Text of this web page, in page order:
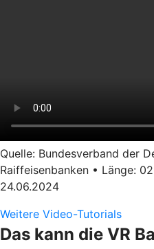
Quelle: Bundesverband der
Raiffeisenbanken • Länge:
24.06.2024
Weitere Video-Tutorials
Das kann die VR